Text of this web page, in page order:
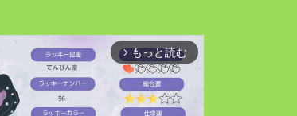
arrow_forward_ios もっと読む